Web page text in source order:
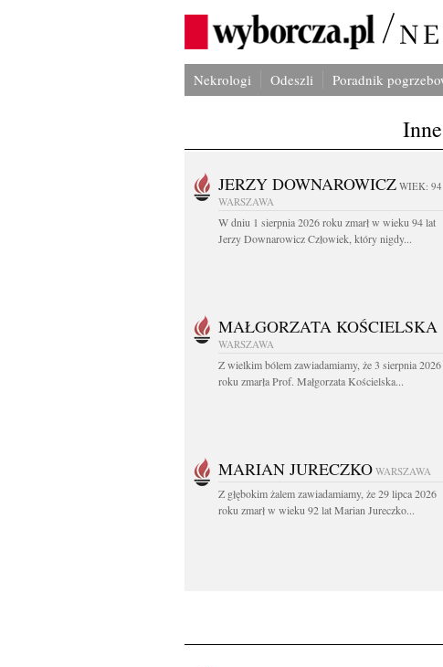
Nekrologi Odeszli Poradnik
JERZY DOWNAROWICZ WIEK: 94
WARSZAWA
W dniu 1 sierpnia 2026 roku zmarł w wieku 94 lat
Jerzy Downarowicz Człowiek, który nigdy...
MAŁGORZATA KOŚCIELSKA
WARSZAWA
Z wielkim bólem zawiadamiamy, że 3 sierpnia 2026
roku zmarła Prof. Małgorzata Kościelska...
MARIAN JURECZKO WARSZAWA
Z głębokim żalem zawiadamiamy, że 29 lipca 2026
roku zmarł w wieku 92 lat Marian Jureczko...